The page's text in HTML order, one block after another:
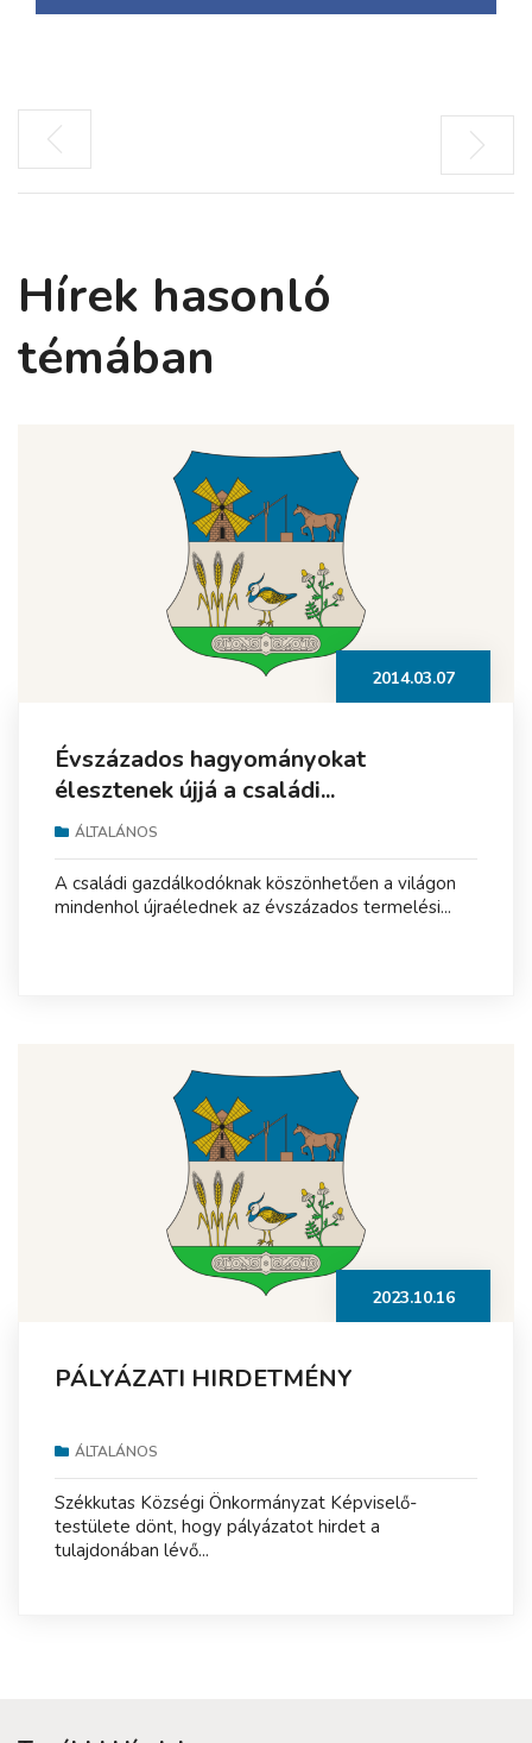
Hírek hasonló
témában
2014.03.07
Évszázados hagyományokat
élesztenek újjá a családi...
ÁLTALÁNOS
A családi gazdálkodóknak köszönhetően a világon
mindenhol újraélednek az évszázados termelési...
2023.10.16
PÁLYÁZATI HIRDETMÉNY
ÁLTALÁNOS
Székkutas Községi Önkormányzat Képviselő-
testülete dönt, hogy pályázatot hirdet a
tulajdonában lévő...